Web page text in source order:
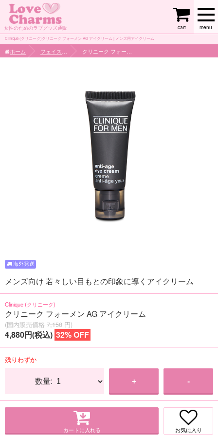
女性のためのラブグッズ通販 menu
cart
Clinique (クリニーク)クリニーク フォーメン AG アイクリーム | メンズ用アイクリーム
ホーム
メンズ向け 若々しい目もとの印象に導くアイクリーム
Clinique (クリニーク)
クリニーク フォーメン AG アイクリーム
(国内販売価格 7,150 円)
4,880円(税込) 32% OFF
残りわずか
数量: + -
カートに入れる お気に入り